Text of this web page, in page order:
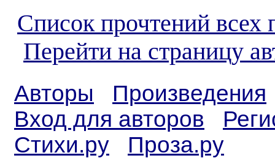
Список прочтений всех
Перейти на страницу
Авторы
Произведения
Вход для авторов
Стихи.ру
Проза.ру